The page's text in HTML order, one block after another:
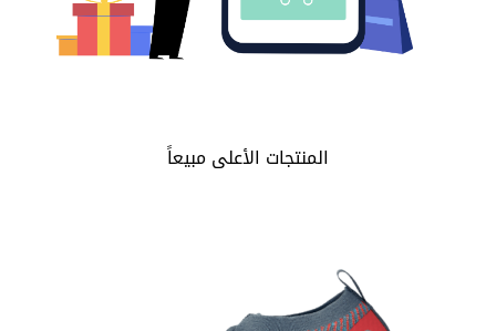
المنتجات الأعلى مبيعاً